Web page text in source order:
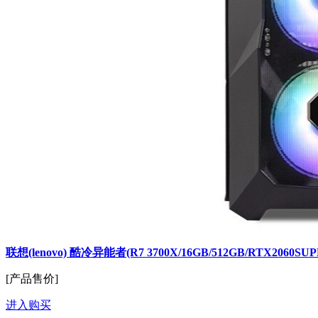
联想(lenovo) 酷冷异能者(R7 3700X/16GB/512GB/
[产品售价]
进入购买